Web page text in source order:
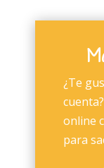
¿Te
online
para